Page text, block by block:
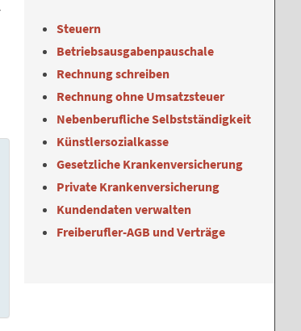
Steuern
Betriebsausgabenpauschale
Rechnung schreiben
Rechnung ohne Umsatzsteuer
Nebenberufliche Selbstständigkeit
Künstlersozialkasse
Gesetzliche Krankenversicherung
Private Krankenversicherung
Kundendaten verwalten
Freiberufler-AGB und Verträge